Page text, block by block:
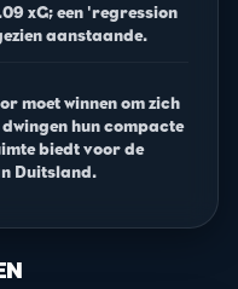
xG; een 'regression
aanstaande.
moet winnen om zich
hun compacte
biedt voor de
Duitsland.